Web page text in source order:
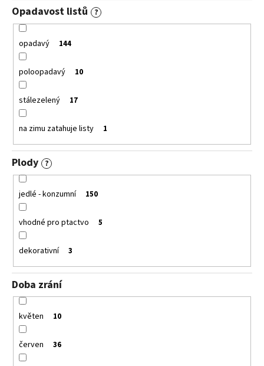
Opadavost listů ?
opadavý 144
poloopadavý 10
stálezelený 17
na zimu zatahuje listy 1
Plody ?
jedlé - konzumní 150
vhodné pro ptactvo 5
dekorativní 3
Doba zrání
květen 10
červen 36